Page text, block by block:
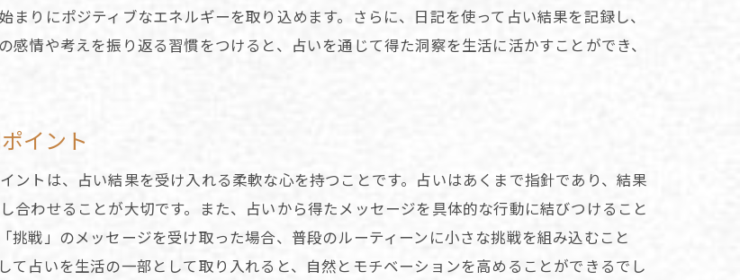
バランスを保つための占いの役割
を利用して感性を磨くためのステップ
結果からの行動計画の立て方
を通して短期的・長期的目標を設定する
生活における占い結果の活用事例
結果を信じすぎないための注意点
を通じて目標達成への意識を高める
りにポジティブなエネルギーを取り込めます。さらに、日記を使って占い結果を記録し、
情や考えを振り返る習慣をつけると、占いを通じて得た洞察を生活に活かすことができ、
イント
ントは、占い結果を受け入れる柔軟な心を持つことです。占いはあくまで指針であり、結果
合わせることが大切です。また、占いから得たメッセージを具体的な行動に結びつけること
戦」のメッセージを受け取った場合、普段のルーティーンに小さな挑戦を組み込むこと
て占いを生活の一部として取り入れると、自然とモチベーションを高めることができるでし